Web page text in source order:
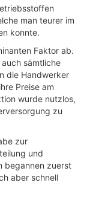
man teurer im
konnte.
Faktor ab.
sämtliche
die Handwerker
Preise am
wurde nutzlos,
zu
zur
und
begannen zuerst
aber schnell